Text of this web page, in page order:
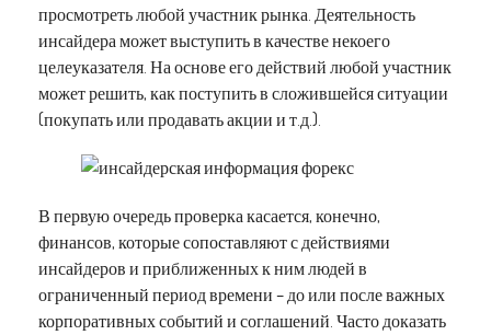
просмотреть любой участник рынка. Деятельность
инсайдера может выступить в качестве некоего
целеуказателя. На основе его действий любой участник
может решить, как поступить в сложившейся ситуации
(покупать или продавать акции и т.д.).
В первую очередь проверка касается, конечно,
финансов, которые сопоставляют с действиями
инсайдеров и приближенных к ним людей в
ограниченный период времени – до или после важных
корпоративных событий и соглашений. Часто доказать